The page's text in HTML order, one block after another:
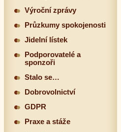
Výroční zprávy
Průzkumy spokojenosti
Jidelní lístek
Podporovatelé a
sponzoři
Stalo se…
Dobrovolnictví
GDPR
Praxe a stáže